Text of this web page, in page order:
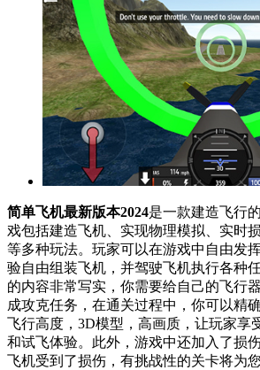
简单飞机最新版本2024是一款建造飞行
戏包括建造飞机、实现物理模拟、实时
等多种玩法。玩家可以在游戏中自由发
验自由组装飞机，并驾驶飞机执行各种
的内容非常写实，你需要给自己的飞行
成攻克任务，在通关过程中，你可以精
飞行高度，3D模型，高画质，让玩家享
和试飞体验。此外，游戏中还加入了损
飞机受到了损伤，有挑战性的关卡将为